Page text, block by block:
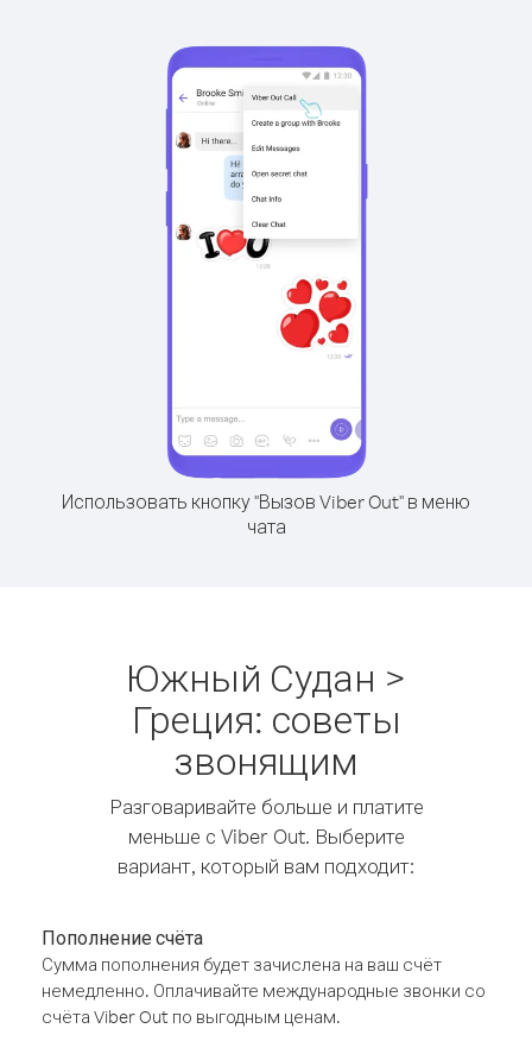
Использовать кнопку "Вызов Viber Out" в меню
чата
Южный Судан >
Греция: советы
звонящим
Разговаривайте больше и платите
меньше с Viber Out. Выберите
вариант, который вам подходит:
Пополнение счёта
Сумма пополнения будет зачислена на ваш счёт
немедленно. Оплачивайте международные звонки со
счёта Viber Out по выгодным ценам.